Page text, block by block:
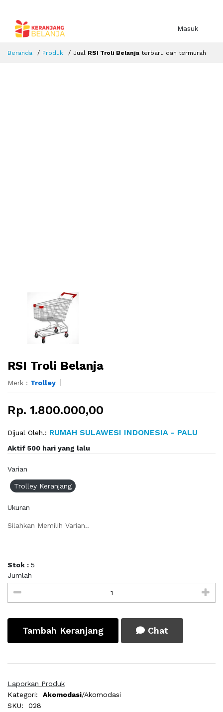
Masuk
Beranda Produk Jual RSI Troli Belanja terbaru dan termurah
RSI Troli Belanja
Merk : Trolley
Rp. 1.800.000,00
Dijual Oleh.: RUMAH SULAWESI INDONESIA - PALU
Aktif 500 hari yang lalu
Varian
Trolley Keranjang
Ukuran
Silahkan Memilih Varian..
Stok : 5
Jumlah
Tambah Keranjang Chat
Laporkan Produk
Kategori:
Akomodasi/Akomodasi
SKU:
028